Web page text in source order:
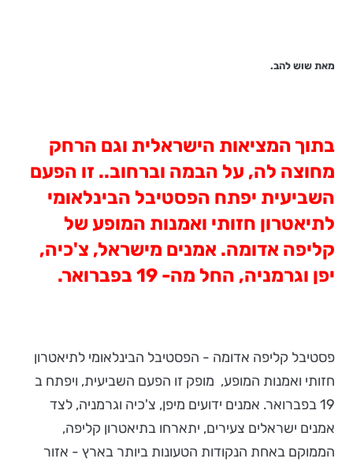
מאת שוש להב.
בתוך המציאות הישראלית וגם הרחק
מחוצה לה, על הבמה וברחוב.. זו הפעם
השביעית יפתח הפסטיבל הבינלאומי
לתיאטרון חזותי ואמנות המופע של
קליפה אדומה. אמנים מישראל, צ'כיה,
יפן וגרמניה, החל מה- 19 בפברואר.
פסטיבל קליפה אדומה - הפסטיבל הבינלאומי לתיאטרון
חזותי ואמנות המופע, מופק זו הפעם השביעית, ויפתח ב
19 בפברואר. אמנים ידועים מיפן, צ'כיה וגרמניה, לצד
אמנים ישראלים צעירים, יתארחו בתיאטרון קליפה,
הממוקם באחת הנקודות הטעונות ביותר בארץ - אזור